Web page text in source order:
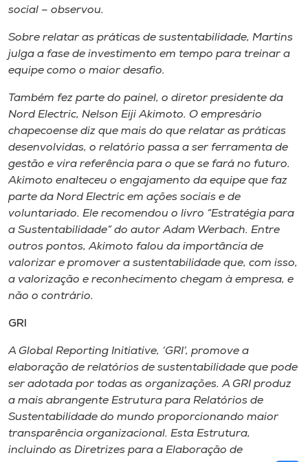
social – observou.
Sobre relatar as práticas de sustentabilidade, Martins
julga a fase de investimento em tempo para treinar a
equipe como o maior desafio.
Também fez parte do painel, o diretor presidente da
Nord Electric, Nelson Eiji Akimoto. O empresário
chapecoense diz que mais do que relatar as práticas
desenvolvidas, o relatório passa a ser ferramenta de
gestão e vira referência para o que se fará no futuro.
Akimoto enalteceu o engajamento da equipe que faz
parte da Nord Electric em ações sociais e de
voluntariado. Ele recomendou o livro “Estratégia para
a Sustentabilidade” do autor Adam Werbach. Entre
outros pontos, Akimoto falou da importância de
valorizar e promover a sustentabilidade que, com isso,
a valorização e reconhecimento chegam à empresa, e
não o contrário.
GRI
A Global Reporting Initiative, ‘GRI’, promove a
elaboração de relatórios de sustentabilidade que pode
ser adotada por todas as organizações. A GRI produz
a mais abrangente Estrutura para Relatórios de
Sustentabilidade do mundo proporcionando maior
transparência organizacional. Esta Estrutura,
incluindo as Diretrizes para a Elaboração de